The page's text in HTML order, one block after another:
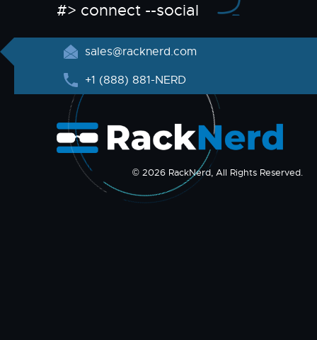
#> connect --social
sales@racknerd.com
+1 (888) 881-NERD
© 2026 RackNerd, All Rights Reserved.